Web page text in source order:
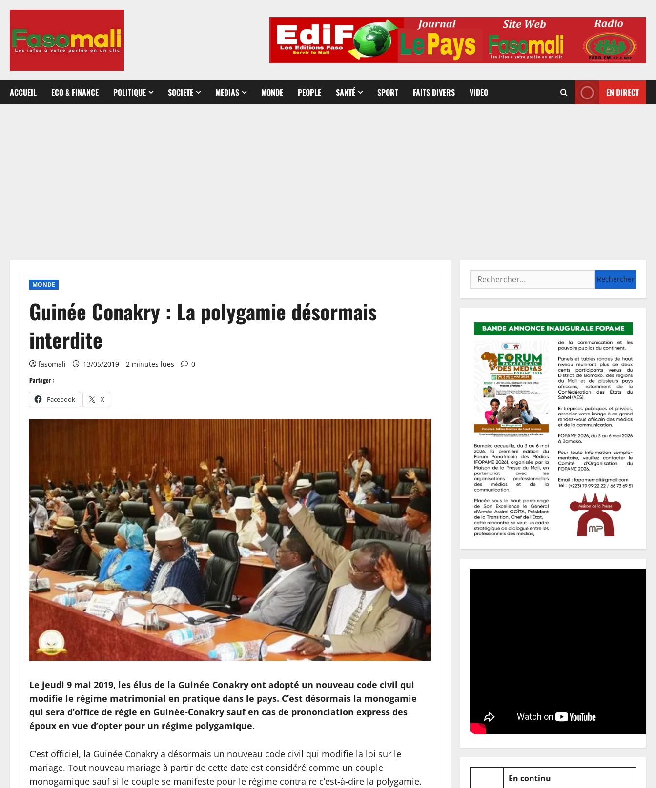
contenu
ACCUEIL ECO & FINANCE POLITIQUE SOCIETE MEDIAS MONDE PEOPLE SANTÉ SPORT FAITS DIVERS VIDEO EN DIRECT
MONDE
Guinée Conakry : La polygamie désormais
interdite
fasomali 13/05/2019 2 minutes lues 0
Partager :
Facebook X
Le jeudi 9 mai 2019, les élus de la Guinée Conakry ont adopté un nouveau code civil qui
modifie le régime matrimonial en pratique dans le pays. C’est désormais la monogamie
qui sera d’office de règle en Guinée-Conakry sauf en cas de prononciation express des
époux en vue d’opter pour un régime polygamique.
C’est officiel, la Guinée Conakry a désormais un nouveau code civil qui modifie la loi sur le
mariage. Tout nouveau mariage à partir de cette date est considéré comme un couple
monogamique sauf si le couple se manifeste pour le régime contraire c’est-à-dire la polygamie.
Rechercher :
En continu